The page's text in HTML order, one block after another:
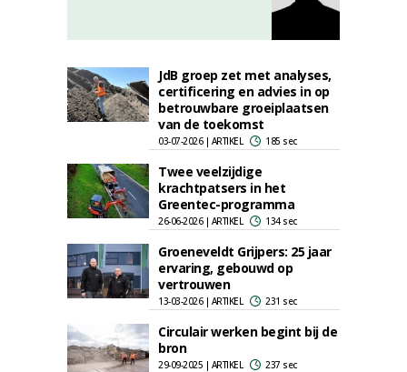
JdB groep zet met analyses,
certificering en advies in op
betrouwbare groeiplaatsen
van de toekomst
03-07-2026 | ARTIKEL 185 sec
Twee veelzijdige
krachtpatsers in het
Greentec-programma
26-06-2026 | ARTIKEL 134 sec
Groeneveldt Grijpers: 25 jaar
ervaring, gebouwd op
vertrouwen
13-03-2026 | ARTIKEL 231 sec
Circulair werken begint bij de
bron
29-09-2025 | ARTIKEL 237 sec